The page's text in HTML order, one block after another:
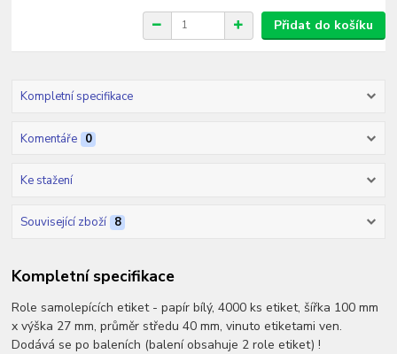
Přidat do košíku
Kompletní specifikace
Komentáře 0
Ke stažení
Související zboží 8
Kompletní specifikace
Role samolepících etiket - papír bílý, 4000 ks etiket, šířka 100 mm
x výška 27 mm, průměr středu 40 mm, vinuto etiketami ven.
Dodává se po baleních (balení obsahuje 2 role etiket) !